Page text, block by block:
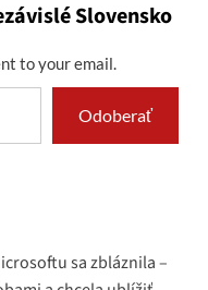
Slovensko
to your email.
Odoberať
sa zbláznila –